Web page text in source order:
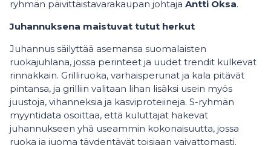
ryhmän päivittäistavarakaupan johtaja Antti Oksa.
Juhannuksena maistuvat tutut herkut
Juhannus säilyttää asemansa suomalaisten
ruokajuhlana, jossa perinteet ja uudet trendit kulkevat
rinnakkain. Grilliruoka, varhaisperunat ja kala pitävät
pintansa, ja grilliin valitaan lihan lisäksi usein myös
juustoja, vihanneksia ja kasviproteiineja. S-ryhmän
myyntidata osoittaa, että kuluttajat hakevat
juhannukseen yhä useammin kokonaisuutta, jossa
ruoka ja juoma täydentävät toisiaan vaivattomasti.